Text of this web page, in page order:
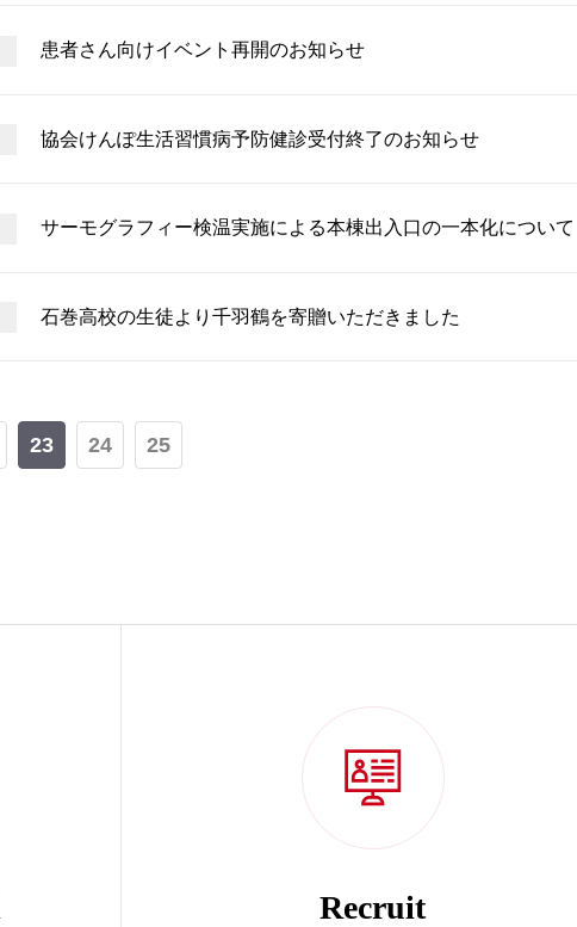
患者さん向けイベント再開のお知らせ
協会けんぽ生活習慣病予防健診受付終了のお知らせ
サーモグラフィー検温実施による本棟出入口の一本化について
石巻高校の生徒より千羽鶴を寄贈いただきました
23 24 25
Recruit